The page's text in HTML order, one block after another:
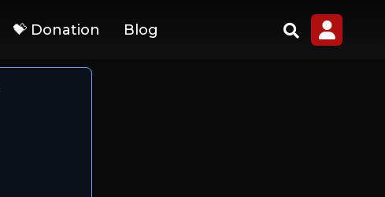
💝 Donation Blog